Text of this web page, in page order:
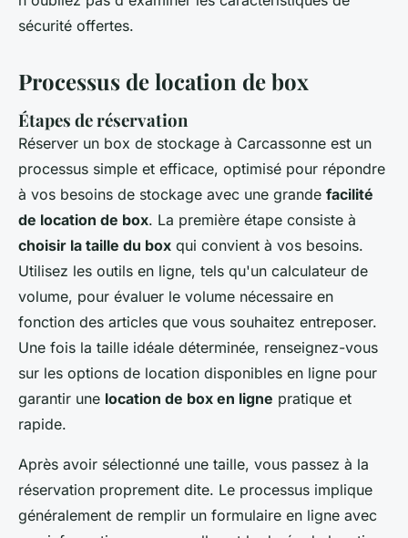
sécurité offertes.
Processus de location de box
Étapes de réservation
Réserver un box de stockage à Carcassonne est un
processus simple et efficace, optimisé pour répondre
à vos besoins de stockage avec une grande facilité
de location de box. La première étape consiste à
choisir la taille du box qui convient à vos besoins.
Utilisez les outils en ligne, tels qu'un calculateur de
volume, pour évaluer le volume nécessaire en
fonction des articles que vous souhaitez entreposer.
Une fois la taille idéale déterminée, renseignez-vous
sur les options de location disponibles en ligne pour
garantir une location de box en ligne pratique et
rapide.
Après avoir sélectionné une taille, vous passez à la
réservation proprement dite. Le processus implique
généralement de remplir un formulaire en ligne avec